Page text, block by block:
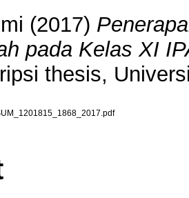
(2017)
pada Kelas XI
thesis,